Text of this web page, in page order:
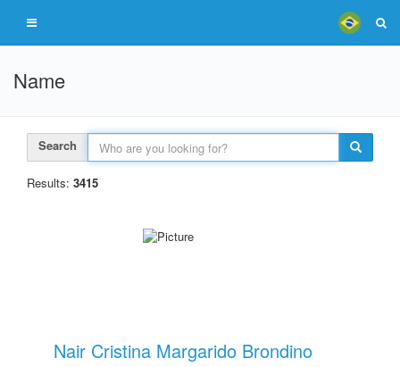
Name
Search
Results: 3415
Nair Cristina Margarido Brondino